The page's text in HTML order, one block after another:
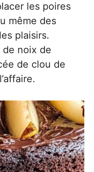
les poires
même des
plaisirs.
de noix de
de clou de